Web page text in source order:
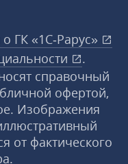
ГК «1С‑Рарус»
.
справочный
офертой,
Изображения
от фактического